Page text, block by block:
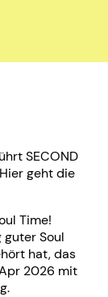
SECOND
geht die
Time!
Soul
hat, das
2026 mit